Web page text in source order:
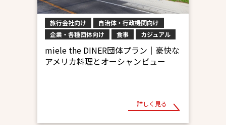
旅行会社向け
自治体・行政機関向け
企業・各種団体向け
食事 カジュアル
miele the DINER団体プラン｜豪快な
アメリカ料理とオーシャンビュー
詳しく見る